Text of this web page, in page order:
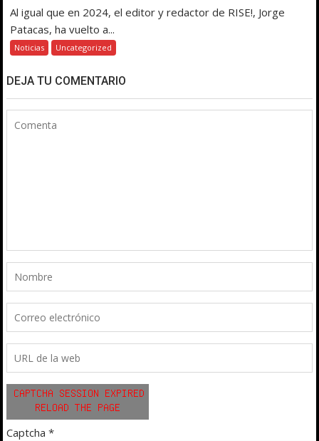
Al igual que en 2024, el editor y redactor de RISE!, Jorge
Patacas, ha vuelto a...
Noticias Uncategorized
DEJA TU COMENTARIO
Captcha *